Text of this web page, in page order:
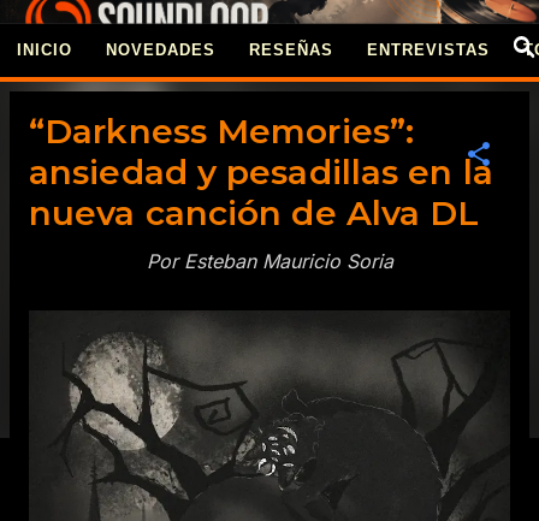
Ir al contenido principal
REVISTA
INICIO NOVEDADES RESEÑAS ENTREVISTAS
“Darkness Memories”:
ansiedad y pesadillas en la
nueva canción de Alva DL
Por Esteban Mauricio Soria